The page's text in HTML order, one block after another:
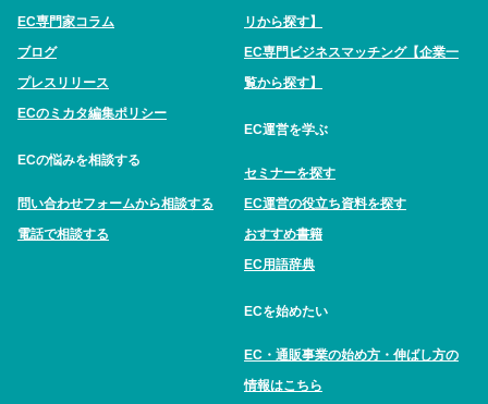
EC専門家コラム
ブログ
プレスリリース
ECのミカタ編集ポリシー
ECの悩みを相談する
問い合わせフォームから相談する
電話で相談する
リから探す】
EC専門ビジネスマッチング【企業一
覧から探す】
EC運営を学ぶ
セミナーを探す
EC運営の役立ち資料を探す
おすすめ書籍
EC用語辞典
ECを始めたい
EC・通販事業の始め方・伸ばし方の
情報はこちら